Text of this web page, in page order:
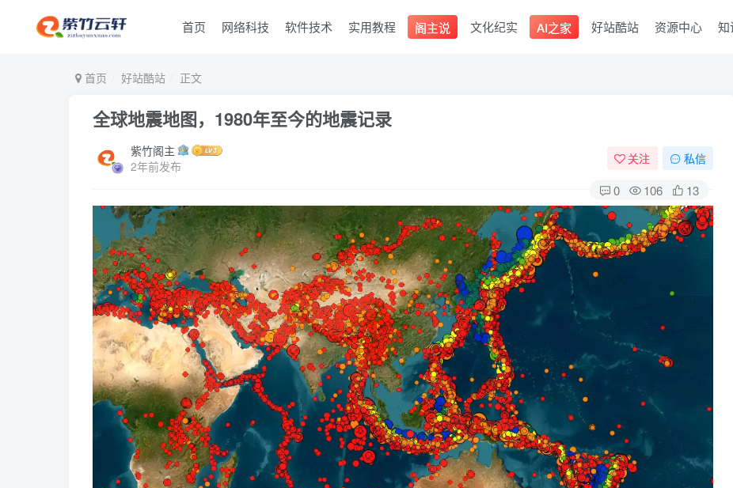
首页 网络科技 软件技术 实用教程 阁主说 文化纪实 AI之家 好站酷站 资源中心 知
首页 好站酷站 正文
全球地震地图，1980年至今的地震记录
紫竹阁主
2年前发布
关注 私信
0 106 13